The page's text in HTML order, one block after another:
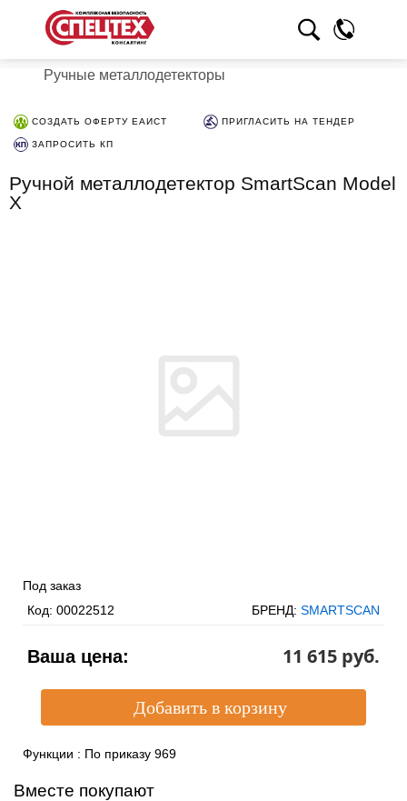
Ручные металлодетекторы
СОЗДАТЬ ОФЕРТУ ЕАИСТ ПРИГЛАСИТЬ НА ТЕНДЕР
ЗАПРОСИТЬ КП
Ручной металлодетектор SmartScan Model
X
Под заказ
Код: 00022512 БРЕНД: SMARTSCAN
Ваша цена: 11 615 pуб.
Функции : По приказу 969
Вместе покупают